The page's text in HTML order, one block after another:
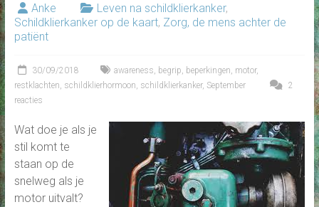
Anke Leven na schildklierkanker,
Schildklierkanker op de kaart, Zorg, de mens achter de
patiënt
30/09/2018 awareness begrip beperkingen motor,
restklachten schildklierhormoon schildklierkanker, September
2
reacties
Wat doe je als je
stil komt te
staan op de
snelweg als je
motor uitvalt?